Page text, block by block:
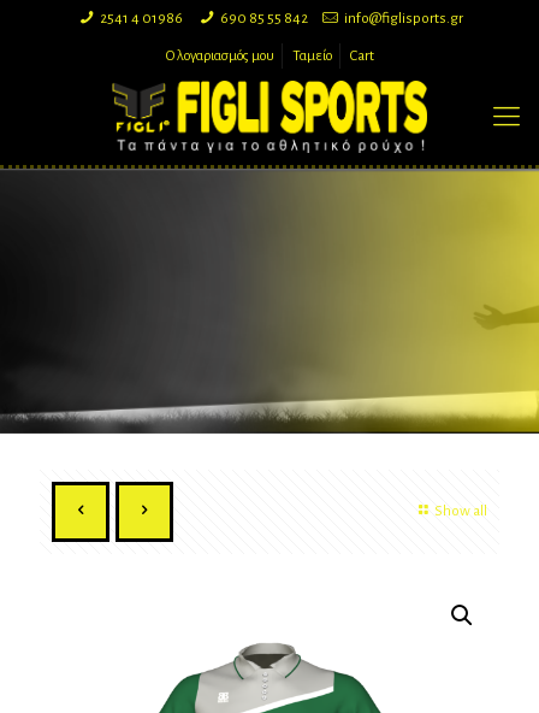
2541 4 01986 690 85 55 842 info@figlisports.gr
Ο λογαριασμός μου Ταμείο Cart
Show all